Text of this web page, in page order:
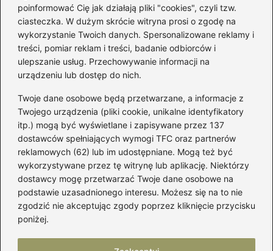
poinformować Cię jak działają pliki "cookies", czyli tzw.
ciasteczka. W dużym skrócie witryna prosi o zgodę na
wykorzystanie Twoich danych. Spersonalizowane reklamy i
treści, pomiar reklam i treści, badanie odbiorców i
ulepszanie usług. Przechowywanie informacji na
urządzeniu lub dostęp do nich.
Twoje dane osobowe będą przetwarzane, a informacje z
Twojego urządzenia (pliki cookie, unikalne identyfikatory
itp.) mogą być wyświetlane i zapisywane przez 137
dostawców spełniających wymogi TFC oraz partnerów
reklamowych (62) lub im udostępniane. Mogą też być
wykorzystywane przez tę witrynę lub aplikację. Niektórzy
dostawcy mogę przetwarzać Twoje dane osobowe na
podstawie uzasadnionego interesu. Możesz się na to nie
zgodzić nie akceptując zgody poprzez kliknięcie przycisku
poniżej.
Łatwy sposób jak skrócić spódnicę z
półkoła w domu
Kategorie
Akcesoria(28)
Buty(221)
Dodatki(59)
Dziecko(99)
Kobieta(39)
Moda(108)
Styl(2)